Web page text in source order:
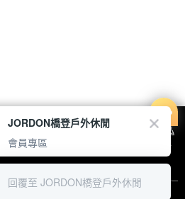
網站使用 cookie 方式之詳情，及若您不希
更電腦的 cookie 設定，請參閱本網站「
隱私
用本網站即表示您同意本公司得按本網站使
。
JORDON橋登戶外休閒
會員專區
回覆至 JORDON橋登戶外休閒